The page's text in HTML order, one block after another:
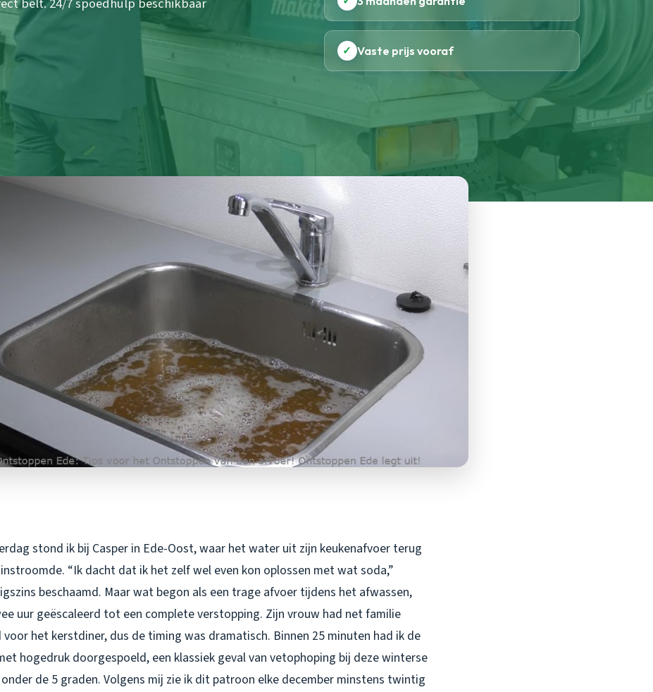
✓ Vaste prijs vooraf
stond ik bij Casper in Ede-Oost, waar het water uit zijn keukenafvoer terug
“Ik dacht dat ik het zelf wel even kon oplossen met wat soda,”
beschaamd. Maar wat begon als een trage afvoer tijdens het afwassen,
uur geëscaleerd tot een complete verstopping. Zijn vrouw had net familie
het kerstdiner, dus de timing was dramatisch. Binnen 25 minuten had ik de
hogedruk doorgespoeld, een klassiek geval van vetophoping bij deze winterse
de 5 graden. Volgens mij zie ik dit patroon elke december minstens twintig